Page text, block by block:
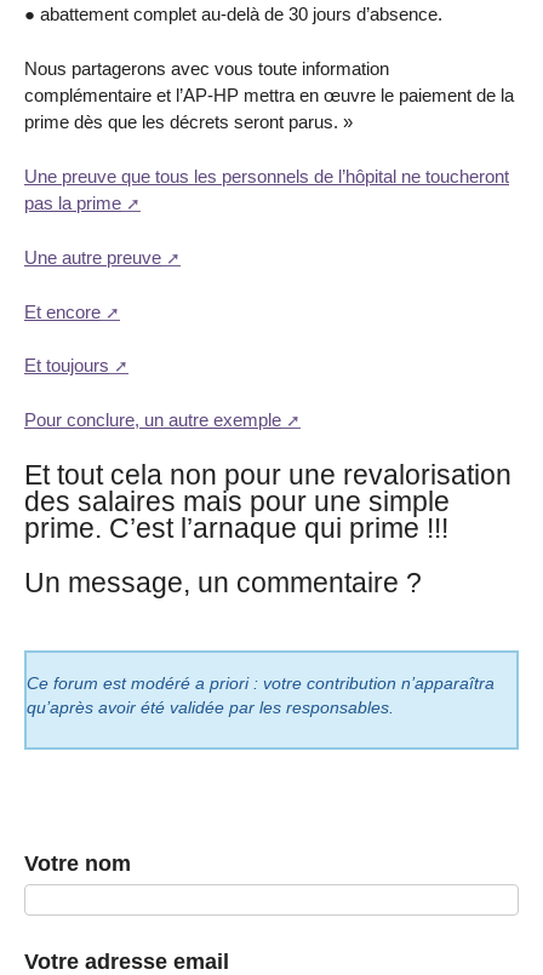
● abattement complet au-delà de 30 jours d’absence.
Nous partagerons avec vous toute information
complémentaire et l’AP-HP mettra en œuvre le paiement de la
prime dès que les décrets seront parus. »
Une preuve que tous les personnels de l’hôpital ne toucheront
pas la prime
Une autre preuve
Et encore
Et toujours
Pour conclure, un autre exemple
Et tout cela non pour une revalorisation
des salaires mais pour une simple
prime. C’est l’arnaque qui prime !!!
Un message, un commentaire ?
Ce forum est modéré a priori : votre contribution n’apparaîtra
qu’après avoir été validée par les responsables.
Votre nom
Votre adresse email